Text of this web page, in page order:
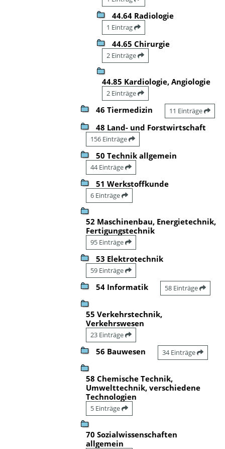
44.64 Radiologie
1 Eintrag
44.65 Chirurgie
2 Einträge
44.85 Kardiologie, Angiologie
2 Einträge
46 Tiermedizin 11 Einträge
48 Land- und Forstwirtschaft
156 Einträge
50 Technik allgemein
44 Einträge
51 Werkstoffkunde
6 Einträge
52 Maschinenbau, Energietechnik,
Fertigungstechnik
95 Einträge
53 Elektrotechnik
59 Einträge
54 Informatik 58 Einträge
55 Verkehrstechnik,
Verkehrswesen
23 Einträge
56 Bauwesen 34 Einträge
58 Chemische Technik,
Umwelttechnik, verschiedene
Technologien
5 Einträge
70 Sozialwissenschaften
allgemein